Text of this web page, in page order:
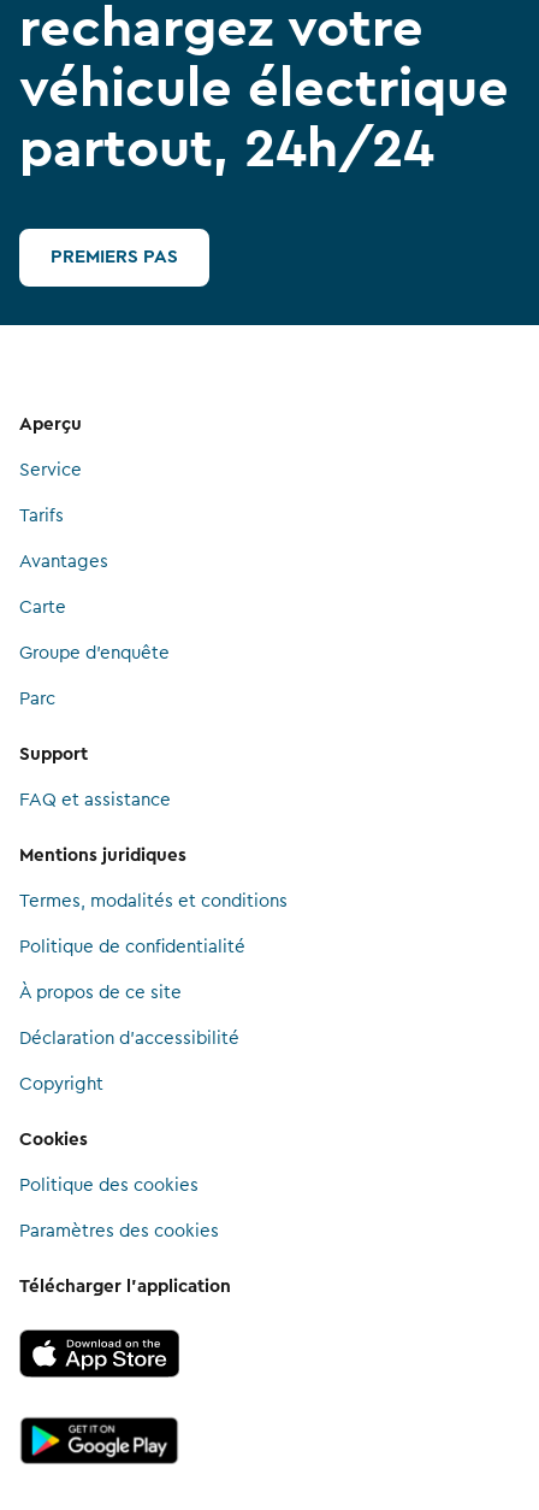
rechargez votre
véhicule électrique
partout, 24h/24
PREMIERS PAS
Aperçu
Service
Tarifs
Avantages
Carte
Groupe d’enquête
Parc
Support
FAQ et assistance
Mentions juridiques
Termes, modalités et conditions
Politique de confidentialité
À propos de ce site
Déclaration d'accessibilité
Copyright
Cookies
Politique des cookies
Paramètres des cookies
Télécharger l’application